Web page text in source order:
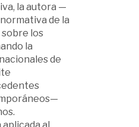
la autora —
de la
los
la
de